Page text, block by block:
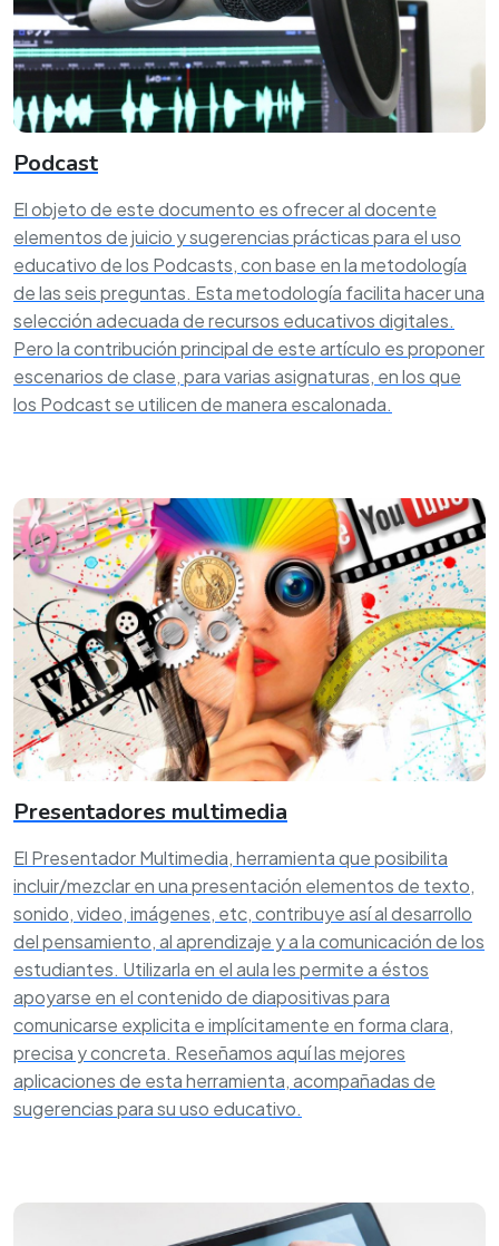
Podcast
El objeto de este documento es ofrecer al docente
elementos de juicio y sugerencias prácticas para el uso
educativo de los Podcasts, con base en la metodología
de las seis preguntas. Esta metodología facilita hacer una
selección adecuada de recursos educativos digitales.
Pero la contribución principal de este artículo es proponer
escenarios de clase, para varias asignaturas, en los que
los Podcast se utilicen de manera escalonada.
Presentadores multimedia
El Presentador Multimedia, herramienta que posibilita
incluir/mezclar en una presentación elementos de texto,
sonido, video, imágenes, etc, contribuye así al desarrollo
del pensamiento, al aprendizaje y a la comunicación de los
estudiantes. Utilizarla en el aula les permite a éstos
apoyarse en el contenido de diapositivas para
comunicarse explicita e implícitamente en forma clara,
precisa y concreta. Reseñamos aquí las mejores
aplicaciones de esta herramienta, acompañadas de
sugerencias para su uso educativo.